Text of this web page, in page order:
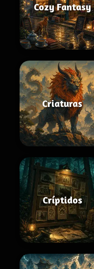
Cozy Fantasy
Criaturas
Críptidos